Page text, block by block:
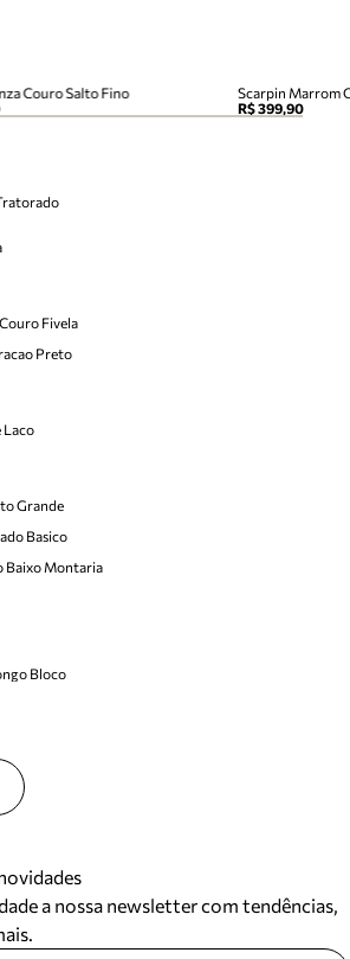
Couro Salto Fino
Scarpin Marrom
R$ 399,90
Fivela
Preto
Laco
Grande
Basico
Baixo Montaria
Bloco
a nossa newsletter com tendências,